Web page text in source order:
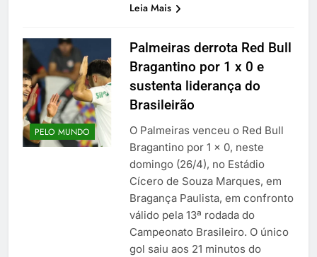
Leia Mais
PELO MUNDO
Palmeiras derrota Red Bull
Bragantino por 1 x 0 e
sustenta liderança do
Brasileirão
O Palmeiras venceu o Red Bull
Bragantino por 1 x 0, neste
domingo (26/4), no Estádio
Cícero de Souza Marques, em
Bragança Paulista, em confronto
válido pela 13ª rodada do
Campeonato Brasileiro. O único
gol saiu aos 21 minutos do